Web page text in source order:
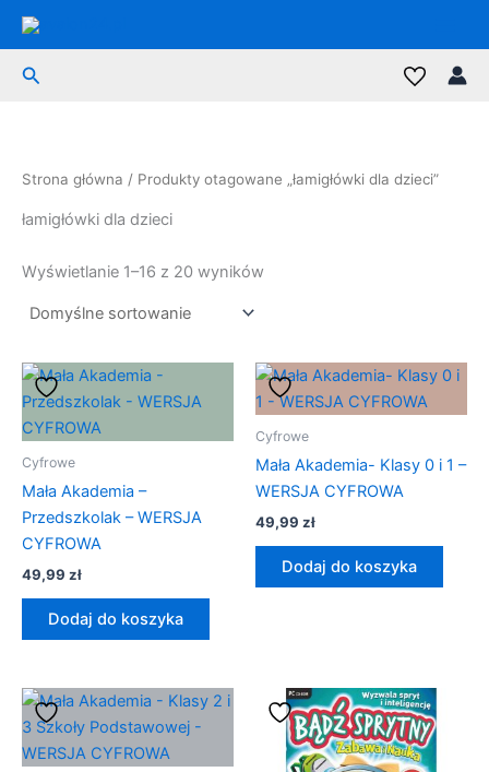
Przejdź
treściSzukaj
Strona główna / Produkty otagowane „łamigłówki dla dzieci”
łamigłówki dla dzieci
Wyświetlanie 1–16 z 20 wyników
Cyfrowe
Mała Akademia –
Przedszkolak – WERSJA
CYFROWA
49,99 zł
Dodaj do koszyka
Cyfrowe
Mała Akademia- Klasy 0 i 1 –
WERSJA CYFROWA
49,99 zł
Dodaj do koszyka